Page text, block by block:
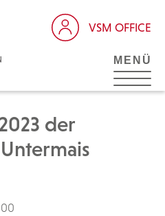
VSM OFFICE
MENÜ
der